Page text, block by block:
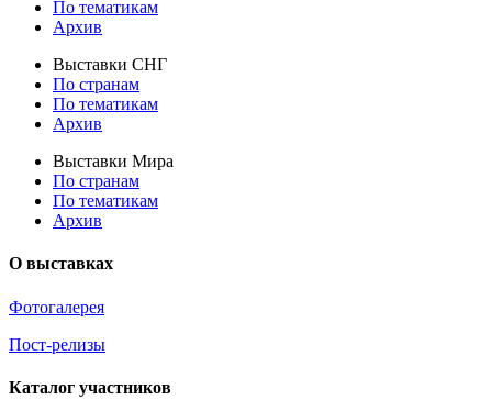
По тематикам
Архив
Выставки СНГ
По странам
По тематикам
Архив
Выставки Мира
По странам
По тематикам
Архив
О выставках
Фотогалерея
Пост-релизы
Каталог участников